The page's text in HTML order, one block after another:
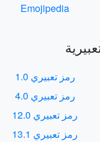
Emojipedia
رمز تعبيري 1.0
رمز تعبيري 4.0
رمز تعبيري 12.0
رمز تعبيري 13.1